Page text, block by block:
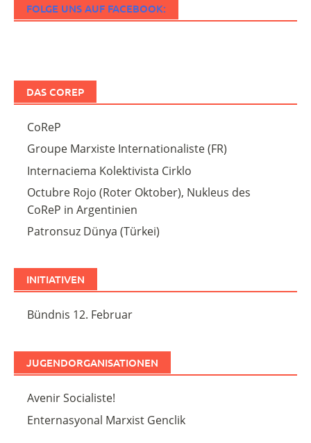
FOLGE UNS AUF FACEBOOK:
DAS COREP
CoReP
Groupe Marxiste Internationaliste (FR)
Internaciema Kolektivista Cirklo
Octubre Rojo (Roter Oktober), Nukleus des
CoReP in Argentinien
Patronsuz Dünya (Türkei)
INITIATIVEN
Bündnis 12. Februar
JUGENDORGANISATIONEN
Avenir Socialiste!
Enternasyonal Marxist Genclik